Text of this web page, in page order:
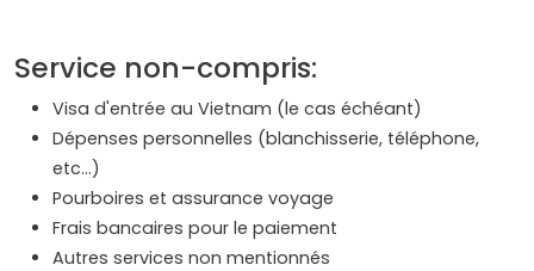
Service non-compris:
Visa d'entrée au Vietnam (le cas échéant)
Dépenses personnelles (blanchisserie, téléphone,
etc...)
Pourboires et assurance voyage
Frais bancaires pour le paiement
Autres services non mentionnés